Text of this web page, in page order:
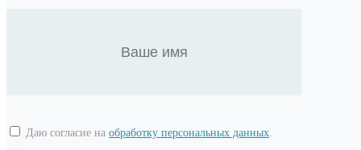
Даю согласие на обработку персональных данных.